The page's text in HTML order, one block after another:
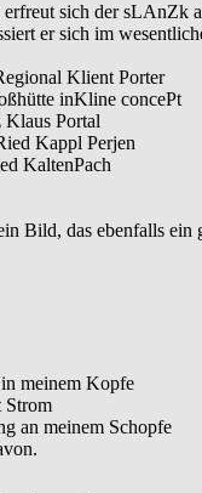
sich der sLAnZk
er sich im
Klient Porter
inKline concePt
Klaus Portal
Kappl Perjen
KaltenPach
Bild, das ebenfalls
meinem Kopfe
Strom
an meinem Schopfe